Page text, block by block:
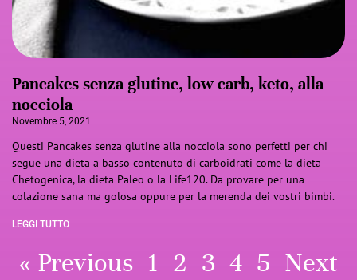
Pancakes senza glutine, low carb, keto, alla
nocciola
Novembre 5, 2021
Questi Pancakes senza glutine alla nocciola sono perfetti per chi
segue una dieta a basso contenuto di carboidrati come la dieta
Chetogenica, la dieta Paleo o la Life120. Da provare per una
colazione sana ma golosa oppure per la merenda dei vostri bimbi.
LEGGI TUTTO
« Previous 1 2 3 4 5 Next